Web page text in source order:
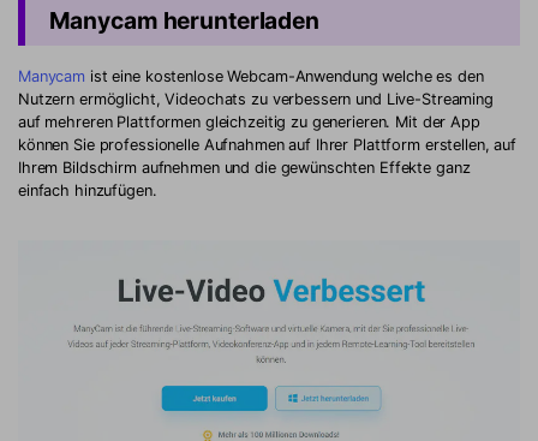
Manycam herunterladen
Manycam ist eine kostenlose Webcam-Anwendung welche es den
Nutzern ermöglicht, Videochats zu verbessern und Live-Streaming
auf mehreren Plattformen gleichzeitig zu generieren. Mit der App
können Sie professionelle Aufnahmen auf Ihrer Plattform erstellen, auf
Ihrem Bildschirm aufnehmen und die gewünschten Effekte ganz
einfach hinzufügen.